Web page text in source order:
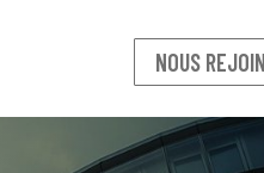
NOUS